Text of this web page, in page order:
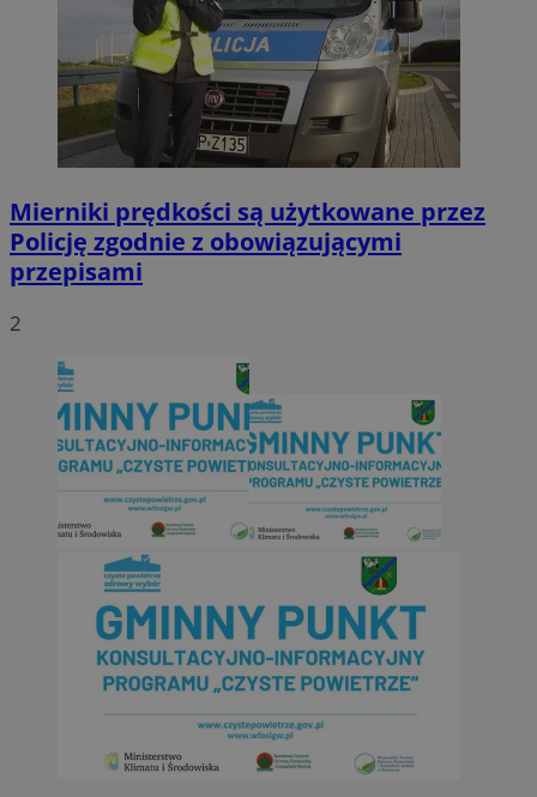
Mierniki prędkości są użytkowane przez
Policję zgodnie z obowiązującymi
przepisami
2